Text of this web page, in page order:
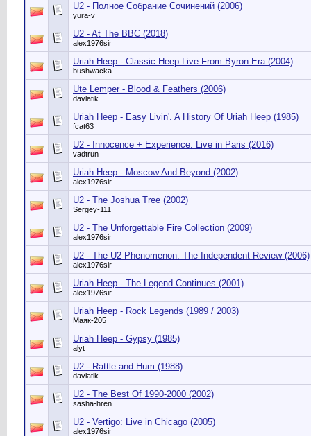
U2 - Полное Собрание Сочинений (2006)
yura-v
U2 - At The BBC (2018)
alex1976sir
Uriah Heep - Classic Heep Live From Byron Era (2004)
bushwacka
Ute Lemper - Blood & Feathers (2006)
davlatik
Uriah Heep - Easy Livin'. A History Of Uriah Heep (1985)
fcat63
U2 - Innocence + Experience. Live in Paris (2016)
vadtrun
Uriah Heep - Moscow And Beyond (2002)
alex1976sir
U2 - The Joshua Tree (2002)
Sergey-111
U2 - The Unforgettable Fire Collection (2009)
alex1976sir
U2 - The U2 Phenomenon. The Independent Review (2006)
alex1976sir
Uriah Heep - The Legend Continues (2001)
alex1976sir
Uriah Heep - Rock Legends (1989 / 2003)
Маяк-205
Uriah Heep - Gypsy (1985)
alyt
U2 - Rattle and Hum (1988)
davlatik
U2 - The Best Of 1990-2000 (2002)
sasha-hren
U2 - Vertigo: Live in Chicago (2005)
alex1976sir